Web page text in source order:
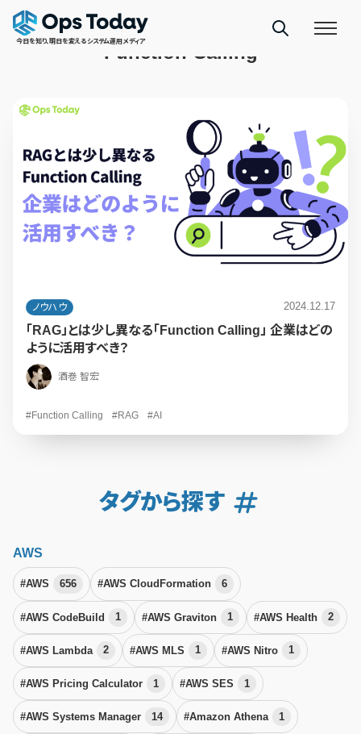
今日を知り、明日を変えるシステム運用メディアFunction Calling
ノウハウ 2024.12.17
「RAG」とは少し異なる「Function Calling」 企業はどの
ように活用すべき？
酒巻 智宏
#Function Calling #RAG #AI
タグから探す
AWS
#AWS 656 #AWS CloudFormation 6
#AWS CodeBuild 1 #AWS Graviton 1 #AWS Health 2
#AWS Lambda 2 #AWS MLS 1 #AWS Nitro 1
#AWS Pricing Calculator 1 #AWS SES 1
#AWS Systems Manager 14 #Amazon Athena 1